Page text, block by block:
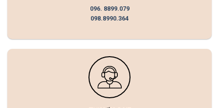
096. 8899.079
098.8990.364